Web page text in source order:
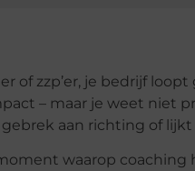
of zzp’er, je bedrijf
– maar je weet niet
aan richting of
waarop